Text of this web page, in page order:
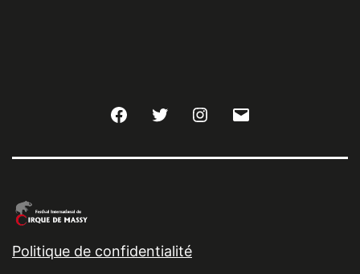
FacebookTwitter Instagram
Politique de confidentialité